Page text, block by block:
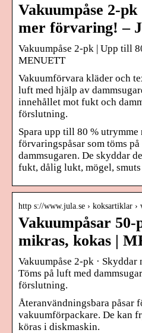
Vakuumpåse 2-
mer förvaring! –
Vakuumpåse 2-pk | Upp till
MENUETT
Vakuumförvara kläder och
luft med hjälp av
innehållet mot fukt och
förslutning.
Spara upp till 80 % utrymme
förvaringspåsar som töms
dammsugaren. De skyddar
fukt, dålig lukt, mögel, smuts
http s://www.jula.se › koksartiklar ›
Vakuumpåsar
mikras, kokas |
Vakuumpåse 2-pk · Skyddar
Töms på luft med
förslutning.
Återanvändningsbara påsar
vakuumförpackare. De kan
köras i diskmaskin.